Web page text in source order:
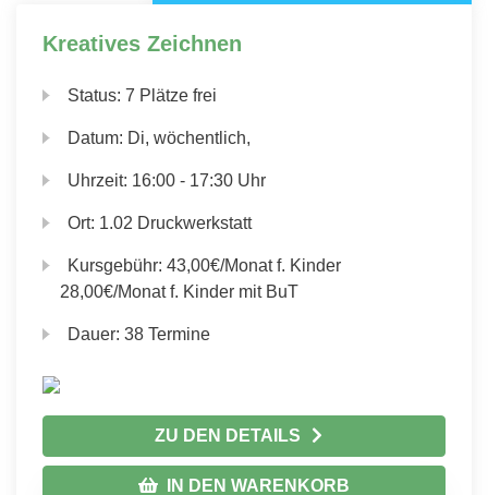
Kreatives Zeichnen
Status:7 Plätze frei
Datum: Di, wöchentlich,
Uhrzeit: 16:00 - 17:30 Uhr
Ort: 1.02 Druckwerkstatt
Kursgebühr:43,00€/Monat f. Kinder
28,00€/Monat f. Kinder mit BuT
Dauer:38 Termine
ZU DEN DETAILS
IN DEN WARENKORB